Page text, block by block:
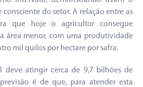
do setor. A relação entre as
que hoje o agricultor consegue
área menor, com uma produtividade
mil quilos por hectare por safra.
deve atingir cerca de 9,7 bilhões de
é de que, para atender esta